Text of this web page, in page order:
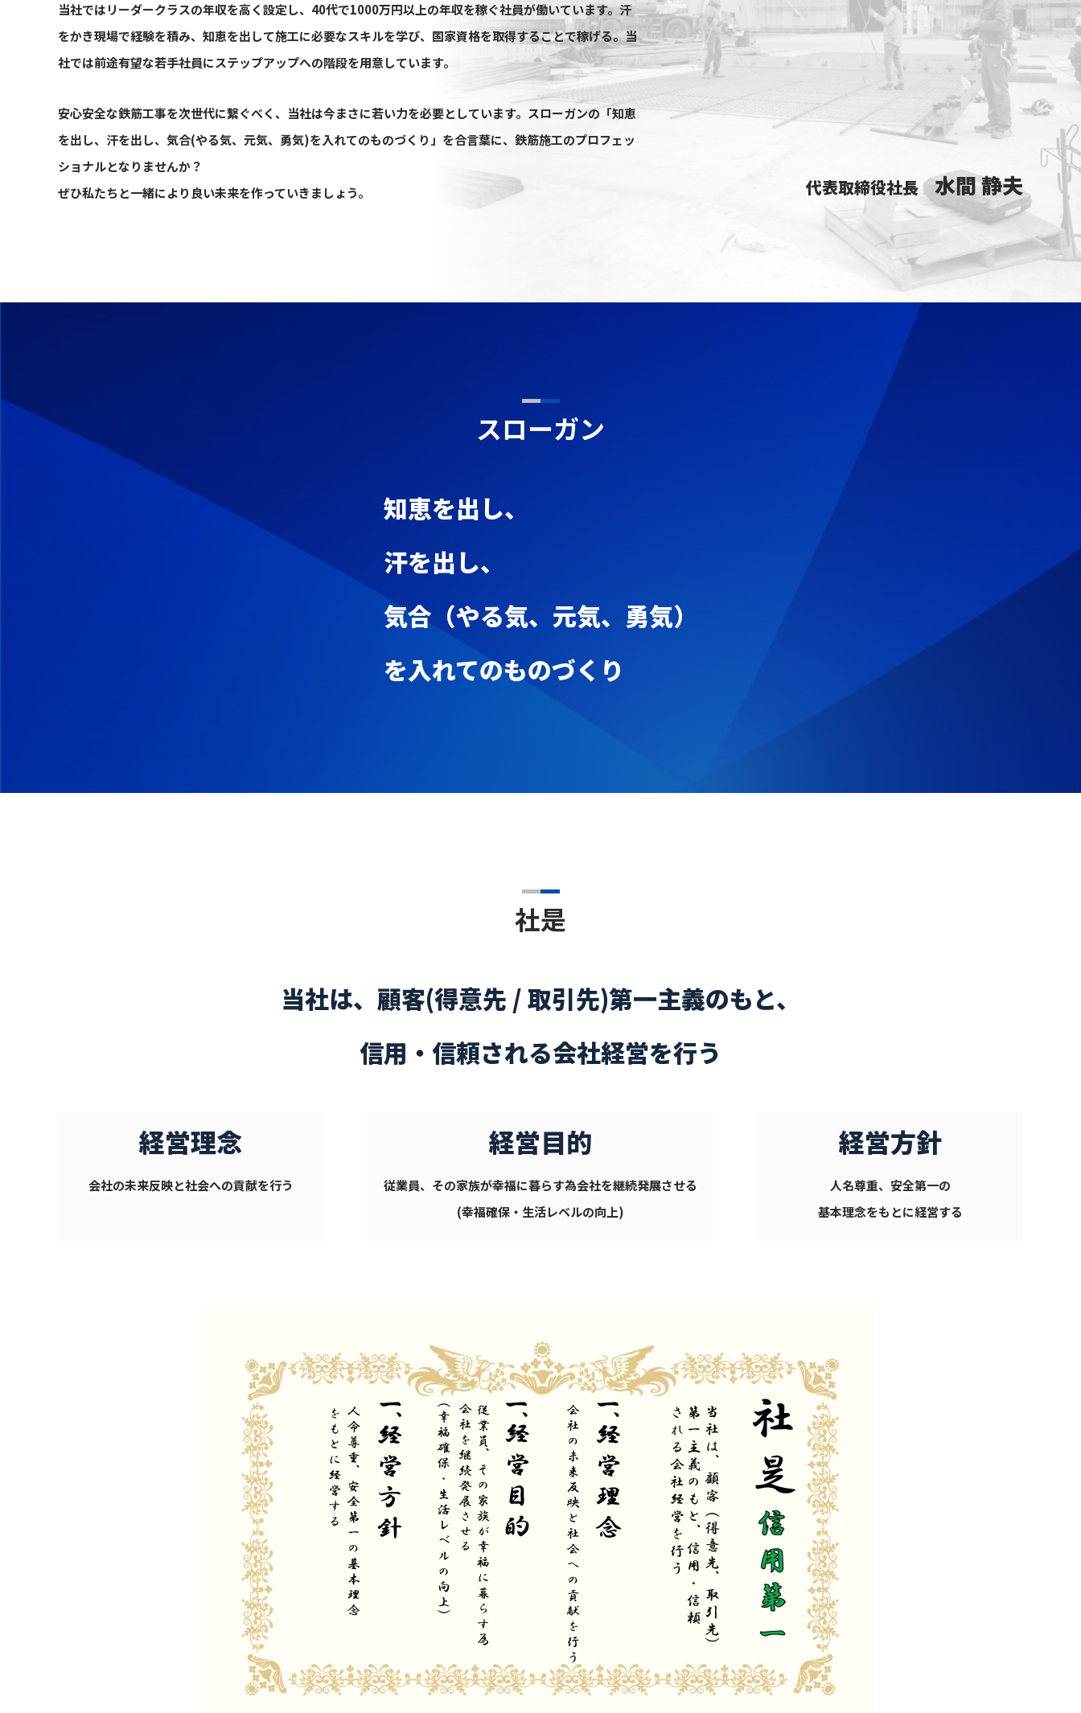
当社ではリーダークラスの年収を高く設定し、40代で1000万円以上の年収を稼ぐ社員が働いています。汗
をかき現場で経験を積み、知恵を出して施工に必要なスキルを学び、国家資格を取得することで稼げる。当
社では前途有望な若手社員にステップアップへの階段を用意しています。
安心安全な鉄筋工事を次世代に繋ぐべく、当社は今まさに若い力を必要としています。スローガンの「知恵
を出し、汗を出し、気合(やる気、元気、勇気)を入れてのものづくり」を合言葉に、鉄筋施工のプロフェッ
ショナルとなりませんか？
ぜひ私たちと一緒により良い未来を作っていきましょう。
代表取締役社長 水間 静夫
スローガン
知恵を出し、
汗を出し、
気合（やる気、元気、勇気）
を入れてのものづくり
社是
当社は、顧客(得意先 / 取引先)第一主義のもと、
信用・信頼される会社経営を行う
経営理念
会社の未来反映と社会への貢献を行う
経営目的
従業員、その家族が幸福に暮らす為会社を継続発展させる
(幸福確保・生活レベルの向上)
経営方針
人名尊重、安全第一の
基本理念をもとに経営する